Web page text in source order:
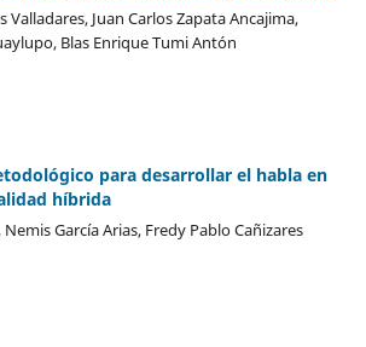
Valladares, Juan Carlos Zapata Ancajima,
Blas Enrique Tumi Antón
para desarrollar el habla en
híbrida
García Arias, Fredy Pablo Cañizares